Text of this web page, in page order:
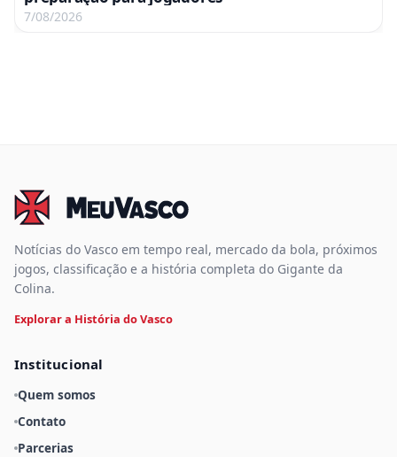
7/08/2026
Notícias do Vasco em tempo real, mercado da bola, próximos
jogos, classificação e a história completa do Gigante da
Colina.
Explorar a História do Vasco
Institucional
Quem somos
Contato
Parcerias